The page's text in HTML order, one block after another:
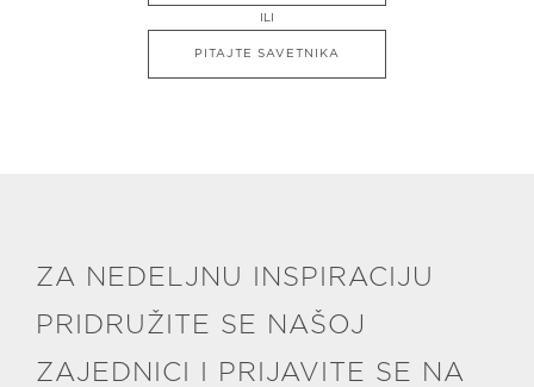
ILI
PITAJTE SAVETNIKA
ZA NEDELJNU INSPIRACIJU
PRIDRUŽITE SE NAŠOJ
ZAJEDNICI I PRIJAVITE SE NA